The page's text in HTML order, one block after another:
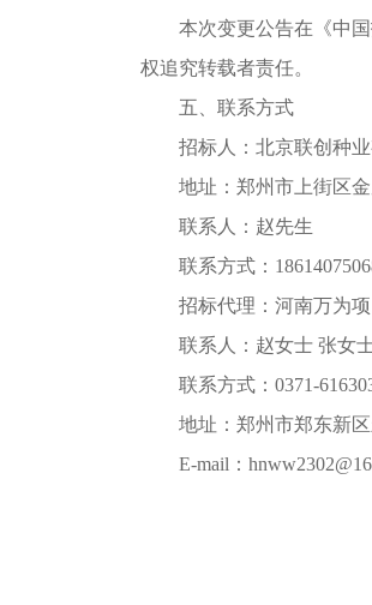
本次变更公告在《中
权追究转载者责任。
五、联系方式
招标人：北京联创种
地址：郑州市上街区
联系人： 赵先生
联系方式：
招标代理：河南万为
联系人：赵女士 张女
联系方式： 0371-
地址：郑州市郑东新
E-mail：